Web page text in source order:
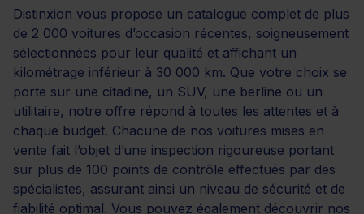
Distinxion vous propose un catalogue complet de plus
de 2 000 voitures d’occasion récentes, soigneusement
sélectionnées pour leur qualité et affichant un
kilométrage inférieur à 30 000 km. Que votre choix se
porte sur une citadine, un SUV, une berline ou un
utilitaire, notre offre répond à toutes les attentes et à
chaque budget. Chacune de nos voitures mises en
vente fait l’objet d’une inspection rigoureuse portant
sur plus de 100 points de contrôle effectués par des
spécialistes, assurant ainsi un niveau de sécurité et de
fiabilité optimal. Vous pouvez également découvrir nos